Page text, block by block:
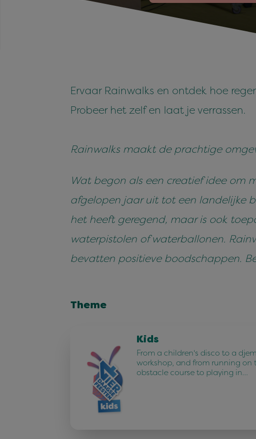
Ervaar Rainwalks en ontdek hoe
Probeer het zelf en laat je verrassen.
Rainwalks maakt de prachtige
Wat begon als een creatief idee om
afgelopen jaar uit tot een landelijke
het heeft geregend, maar is ook
waterpistolen of waterballonen.
bevatten positieve boodschappen.
Theme
Kids
From a children's disco to a
workshop, and from running on
obstacle course to playing in…